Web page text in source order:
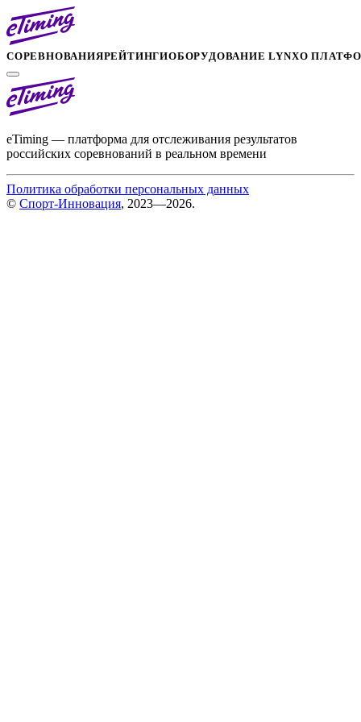
СОРЕВНОВАНИЯРЕЙТИНГИОБОРУДОВАНИЕ LYNXО
eTiming — платформа для отслеживания результатов
российских соревнований в реальном времени
Политика обработки персональных данных
© Спорт-Инновация, 2023—2026.